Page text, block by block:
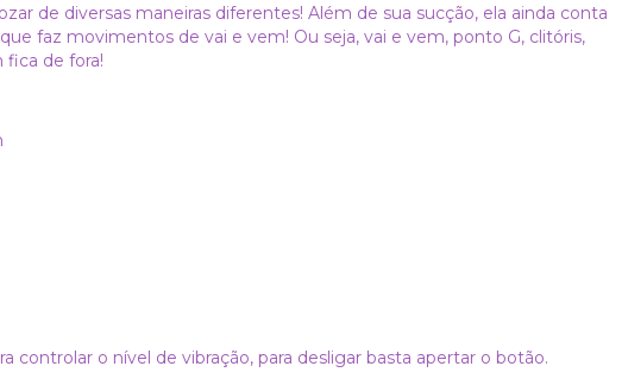
de diversas maneiras diferentes! Além de sua sucção, ela ainda conta
faz movimentos de vai e vem! Ou seja, vai e vem, ponto G, clitóris,
de fora!
controlar o nível de vibração, para desligar basta apertar o botão.